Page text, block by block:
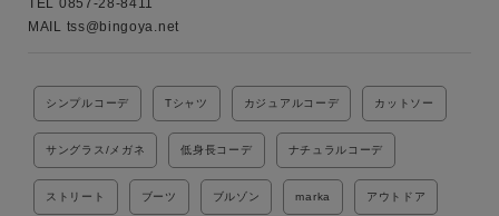
MAIL tss@bingoya.net
シンプルコーデ Tシャツ カジュアルコーデ カットソー
サングラス/メガネ 低身長コーデ ナチュラルコーデ
ストリート ブーツ ブルゾン marka アウトドア